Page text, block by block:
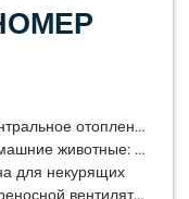
отопление
животные: По
для некурящих
вентилятор